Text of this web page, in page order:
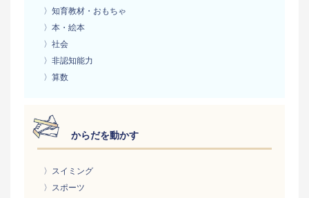
〉知育教材・おもちゃ
〉本・絵本
〉社会
〉非認知能力
〉算数
からだを動かす
〉スイミング
〉スポーツ